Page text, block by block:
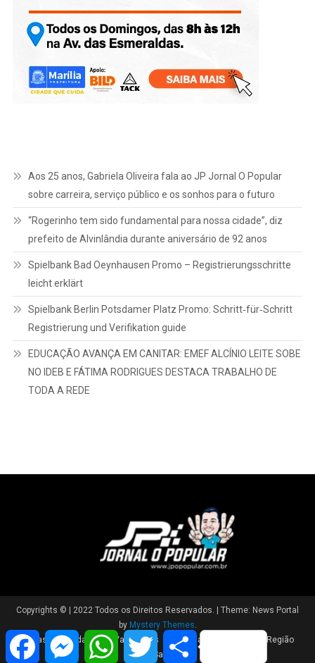
Aos 25 anos, Gabriela Oliveira fala ao JP Jornal O Popular
sobre carreira, serviço público e os sonhos para o futuro
“Rogerinho tem sido fundamental para nossa cidade”, diz
prefeito de Alvinlândia durante aniversário de 92 anos
Spielbank Bad Oeynhausen Promo – Registrierungsschritte
leicht erklärt
Spielbank Berlin Potsdamer Platz Promo: Schritt‑für‑Schritt
Registrierung und Verifikation guide
EDUCAÇÃO AVANÇA EM CANITAR: EMEF ALCÍNIO LEITE SOBE
NO IDEB E FÁTIMA RODRIGUES DESTACA TRABALHO DE
TODA A REDE
Copyrights © | 2022 Todos os Direitos Reservados. | Theme: News Portal
by Mystery Themes
Brasil
Cidade Variedades Polícia
Região
Saúde
FacebookMessengerWhatsAppTwitter Share